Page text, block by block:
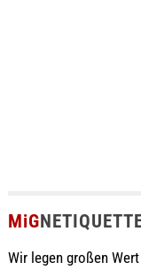
MiG
Wir legen großen